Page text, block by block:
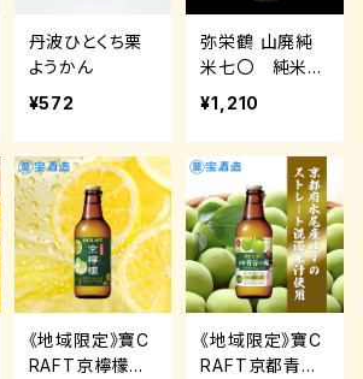
丹波ひとくち栗
ようかん
¥572
弥栄鶴 山廃純
米七〇 純米
720ml【竹野酒
造】
¥1,210
《地域限定》寶C
RAFT京檸檬ク
《地域限定》寶C
RAFT京都青谷